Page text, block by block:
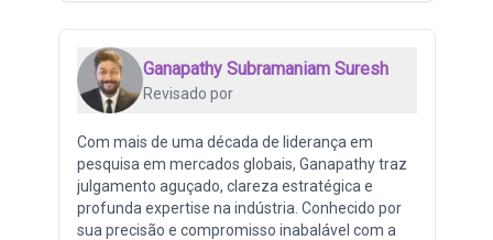
Ganapathy Subramaniam Suresh
Revisado por
Com mais de uma década de liderança em
pesquisa em mercados globais, Ganapathy traz
julgamento aguçado, clareza estratégica e
profunda expertise na indústria. Conhecido por
sua precisão e compromisso inabalável com a